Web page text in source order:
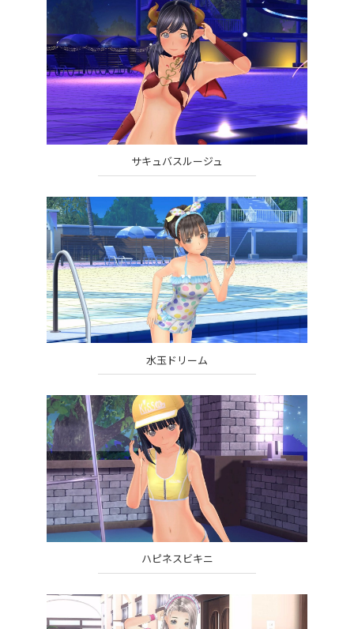
サキュバスルージュ
水玉ドリーム
ハピネスビキニ